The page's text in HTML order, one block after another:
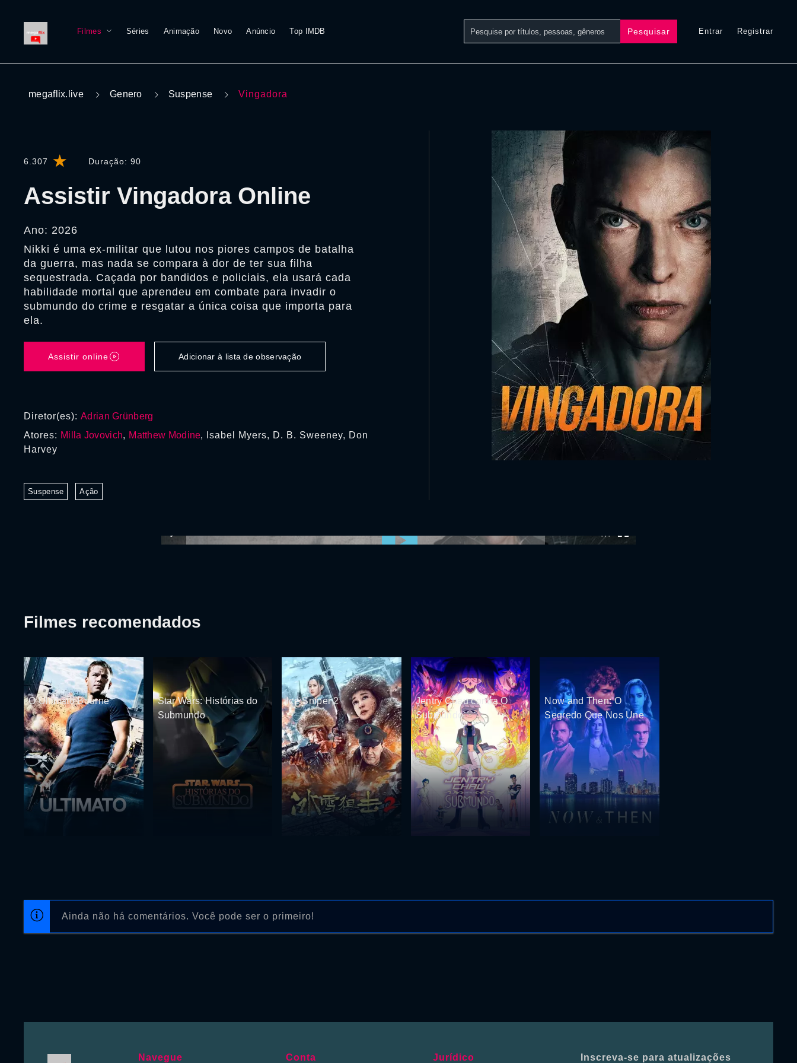
Filmes Séries Animação Novo Anúncio Top IMDB Pesquisar Entrar Registrar
megaflix.live Genero Suspense Vingadora
6.307 Duração: 90
Assistir Vingadora Online
Ano: 2026
Nikki é uma ex-militar que lutou nos piores campos de batalha
da guerra, mas nada se compara à dor de ter sua filha
sequestrada. Caçada por bandidos e policiais, ela usará cada
habilidade mortal que aprendeu em combate para invadir o
submundo do crime e resgatar a única coisa que importa para
ela.
Assistir online Adicionar à lista de observação
Diretor(es): Adrian Grünberg
Atores: Milla Jovovich, Matthew Modine, Isabel Myers, D. B. Sweeney, Don
Harvey
Suspense Ação
Ainda não há comentários. Você pode ser o primeiro!
Filmes recomendados
O Ultimato Bourne
Star Wars: Histórias do
Submundo
Ice Sniper 2
Jentry Chau contra O
Submundo
Now and Then: O
Segredo Que Nos Une
Navegue Conta Jurídico Inscreva-se para atualizações